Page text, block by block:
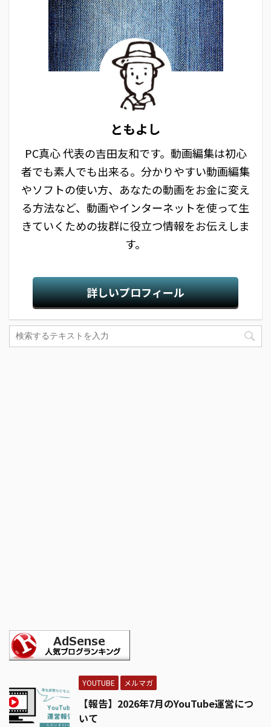
ともよし
PC真心 代表の吉田友和です。動画編集は初心
者でも素人でも出来る。分かりやすい動画編集
やソフトの使い方、あなたの動画をお金に変え
る方法など、動画やインターネットを使って生
きていくための抜群に役立つ情報をお伝えしま
す。
詳しいプロフィール
YOUTUBE メルマガ
【報告】2026年7月のYouTube運営につ
いて